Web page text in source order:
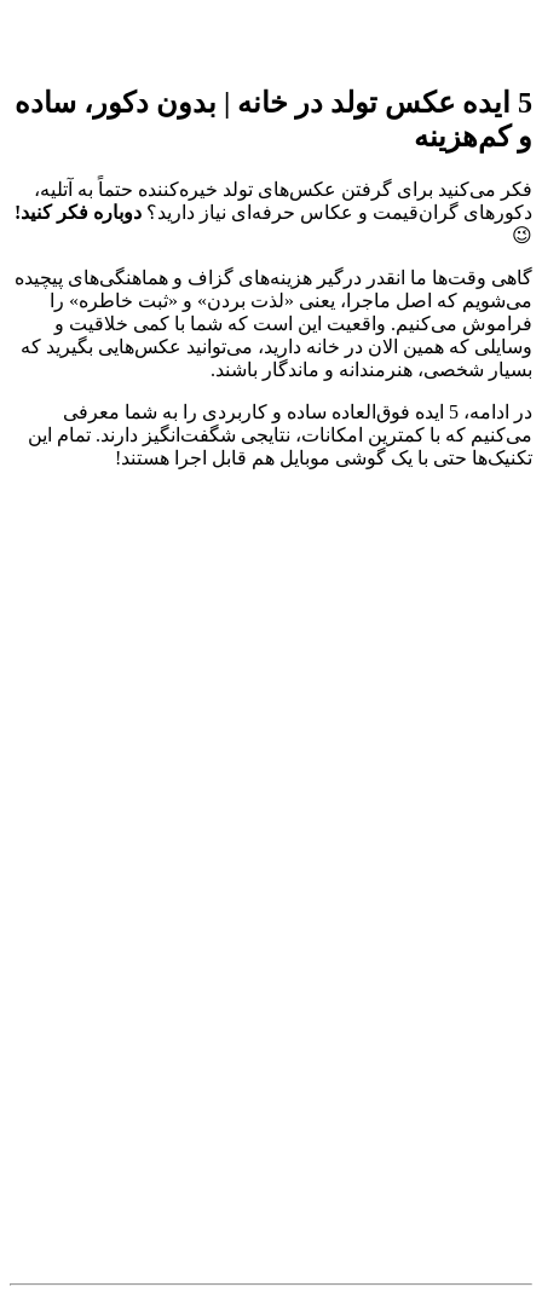
5 ایده عکس تولد در خانه | بدون دکور، ساده
و کم‌هزینه
فکر می‌کنید برای گرفتن عکس‌های تولد خیره‌کننده حتماً به آتلیه،
دکورهای گران‌قیمت و عکاس حرفه‌ای نیاز دارید؟ دوباره فکر کنید!
😉
گاهی وقت‌ها ما انقدر درگیر هزینه‌های گزاف و هماهنگی‌های پیچیده
می‌شویم که اصل ماجرا، یعنی «لذت بردن» و «ثبت خاطره» را
فراموش می‌کنیم. واقعیت این است که شما با کمی خلاقیت و
وسایلی که همین الان در خانه دارید، می‌توانید عکس‌هایی بگیرید که
بسیار شخصی، هنرمندانه و ماندگار باشند.
در ادامه، 5 ایده فوق‌العاده ساده و کاربردی را به شما معرفی
می‌کنیم که با کمترین امکانات، نتایجی شگفت‌انگیز دارند. تمام این
تکنیک‌ها حتی با یک گوشی موبایل هم قابل اجرا هستند!